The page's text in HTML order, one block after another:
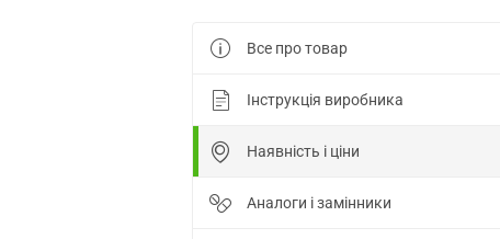
Все про товар
Інструкція виробника
Наявність і ціни
Аналоги і замінники